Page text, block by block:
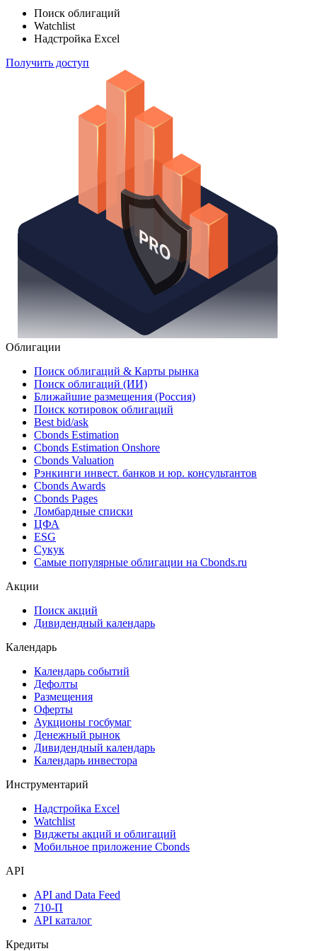
Поиск облигаций
Watchlist
Надстройка Excel
Получить доступ
Облигации
Поиск облигаций & Карты рынка
Поиск облигаций (ИИ)
Ближайшие размещения (Россия)
Поиск котировок облигаций
Best bid/ask
Cbonds Estimation
Cbonds Estimation Onshore
Cbonds Valuation
Рэнкинги инвест. банков и юр. консультантов
Cbonds Awards
Cbonds Pages
Ломбардные списки
ЦФА
ESG
Сукук
Самые популярные облигации на Cbonds.ru
Акции
Поиск акций
Дивидендный календарь
Календарь
Календарь событий
Дефолты
Размещения
Оферты
Аукционы госбумаг
Денежный рынок
Дивидендный календарь
Календарь инвестора
Инструментарий
Надстройка Excel
Watchlist
Виджеты акций и облигаций
Мобильное приложение Cbonds
API
API and Data Feed
710-П
API каталог
Кредиты